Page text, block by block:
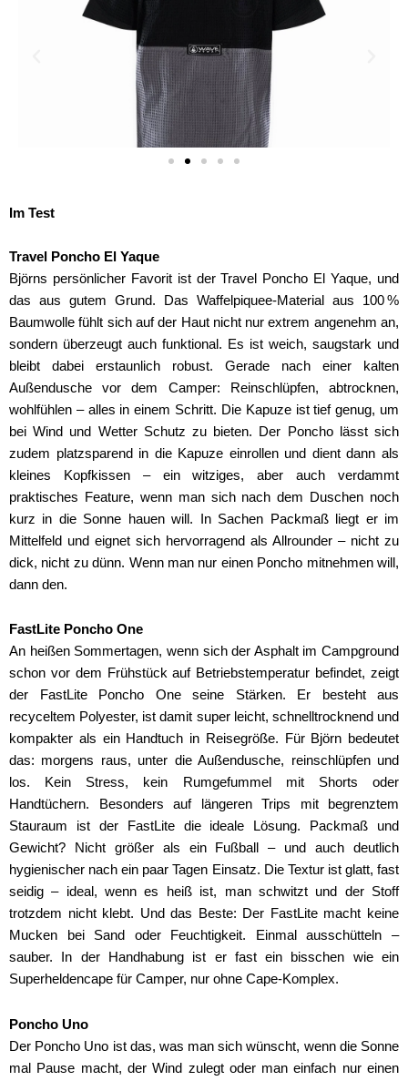
Im Test
Travel Poncho El Yaque
Björns persönlicher Favorit ist der Travel Poncho El Yaque, und
das aus gutem Grund. Das Waffelpiquee-Material aus 100 %
Baumwolle fühlt sich auf der Haut nicht nur extrem angenehm an,
sondern überzeugt auch funktional. Es ist weich, saugstark und
bleibt dabei erstaunlich robust. Gerade nach einer kalten
Außendusche vor dem Camper: Reinschlüpfen, abtrocknen,
wohlfühlen – alles in einem Schritt. Die Kapuze ist tief genug, um
bei Wind und Wetter Schutz zu bieten. Der Poncho lässt sich
zudem platzsparend in die Kapuze einrollen und dient dann als
kleines Kopfkissen – ein witziges, aber auch verdammt
praktisches Feature, wenn man sich nach dem Duschen noch
kurz in die Sonne hauen will. In Sachen Packmaß liegt er im
Mittelfeld und eignet sich hervorragend als Allrounder – nicht zu
dick, nicht zu dünn. Wenn man nur einen Poncho mitnehmen will,
dann den.
FastLite Poncho One
An heißen Sommertagen, wenn sich der Asphalt im Campground
schon vor dem Frühstück auf Betriebstemperatur befindet, zeigt
der FastLite Poncho One seine Stärken. Er besteht aus
recyceltem Polyester, ist damit super leicht, schnelltrocknend und
kompakter als ein Handtuch in Reisegröße. Für Björn bedeutet
das: morgens raus, unter die Außendusche, reinschlüpfen und
los. Kein Stress, kein Rumgefummel mit Shorts oder
Handtüchern. Besonders auf längeren Trips mit begrenztem
Stauraum ist der FastLite die ideale Lösung. Packmaß und
Gewicht? Nicht größer als ein Fußball – und auch deutlich
hygienischer nach ein paar Tagen Einsatz. Die Textur ist glatt, fast
seidig – ideal, wenn es heiß ist, man schwitzt und der Stoff
trotzdem nicht klebt. Und das Beste: Der FastLite macht keine
Mucken bei Sand oder Feuchtigkeit. Einmal ausschütteln –
sauber. In der Handhabung ist er fast ein bisschen wie ein
Superheldencape für Camper, nur ohne Cape-Komplex.
Poncho Uno
Der Poncho Uno ist das, was man sich wünscht, wenn die Sonne
mal Pause macht, der Wind zulegt oder man einfach nur einen